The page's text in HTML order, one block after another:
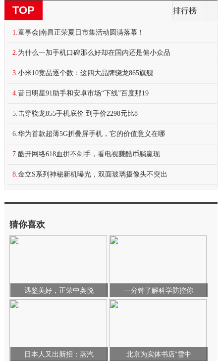
TOP 排行榜
1.童事会|南昌正荣夏日市集活动圆满落幕！
2.为什么一加手机口碑那么好却在国内还是偏小众品
3.小米10竞品逐个数：这四大品牌骁龙865旗舰
4.昔日明星91助手和安卓市场“下线”百度那19
5.击穿骁龙855手机底价 到手价2298元比8
6.华为首款超薄5G折叠屏手机，它的价值意义在哪
7.酷开网络618血拼不剁手，看电视赚酷币躺赢现
8.金立S系列神秘新机曝光，双面玻璃摄像头不突出
猜你喜欢
遇鉴美好，正荣中奥悦 一分钟了解科学防控你
日本人又出新招：蒸汽 北京为实体书店“雪中